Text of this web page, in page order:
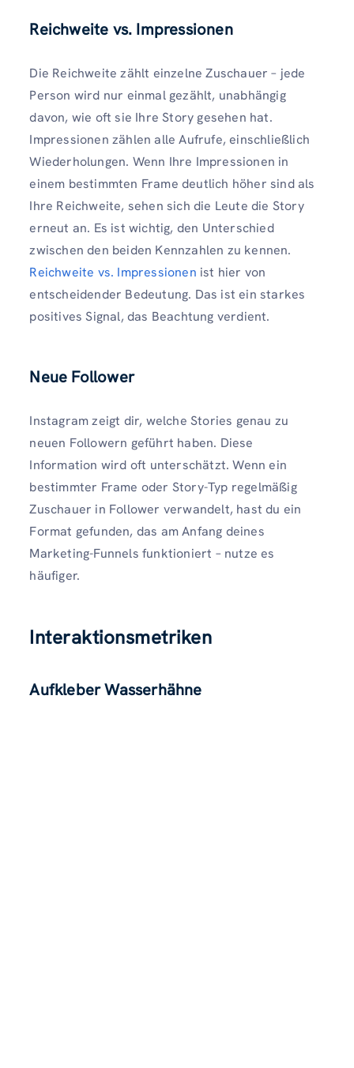
Reichweite vs. Impressionen
Die Reichweite zählt einzelne Zuschauer – jede
Person wird nur einmal gezählt, unabhängig
davon, wie oft sie Ihre Story gesehen hat.
Impressionen zählen alle Aufrufe, einschließlich
Wiederholungen. Wenn Ihre Impressionen in
einem bestimmten Frame deutlich höher sind als
Ihre Reichweite, sehen sich die Leute die Story
erneut an. Es ist wichtig, den Unterschied
zwischen den beiden Kennzahlen zu kennen.
Reichweite vs. Impressionen ist hier von
entscheidender Bedeutung. Das ist ein starkes
positives Signal, das Beachtung verdient.
Neue Follower
Instagram zeigt dir, welche Stories genau zu
neuen Followern geführt haben. Diese
Information wird oft unterschätzt. Wenn ein
bestimmter Frame oder Story-Typ regelmäßig
Zuschauer in Follower verwandelt, hast du ein
Format gefunden, das am Anfang deines
Marketing-Funnels funktioniert – nutze es
häufiger.
Interaktionsmetriken
Aufkleber Wasserhähne